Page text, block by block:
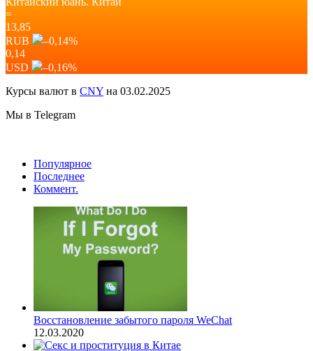
=
13,85
RUB
–0,14%
0,14
USD
–0,16%
Курсы валют в CNY на 03.02.2025
Мы в Telegram
Популярное
Последнее
Коммент.
Восстановление забытого пароля WeChat
12.03.2020